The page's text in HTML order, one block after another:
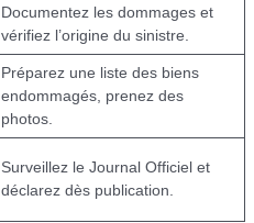
Documentez les dommages et
vérifiez l’origine du sinistre.
Préparez une liste des biens
endommagés, prenez des
photos.
Surveillez le Journal Officiel et
déclarez dès publication.